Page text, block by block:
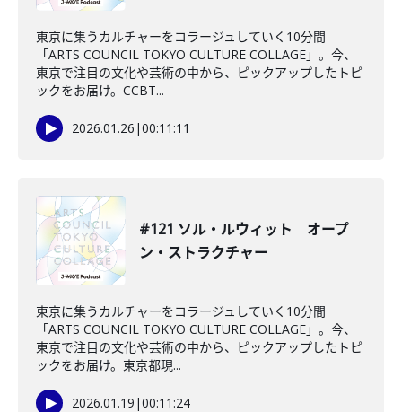
東京に集うカルチャーをコラージュしていく10分間
「ARTS COUNCIL TOKYO CULTURE COLLAGE」。今、
東京で注目の文化や芸術の中から、ピックアップしたトピ
ックをお届け。CCBT...
2026.01.26 |00:11:11
#121 ソル・ルウィット オープ
ン・ストラクチャー
東京に集うカルチャーをコラージュしていく10分間
「ARTS COUNCIL TOKYO CULTURE COLLAGE」。今、
東京で注目の文化や芸術の中から、ピックアップしたトピ
ックをお届け。東京都現...
2026.01.19 |00:11:24